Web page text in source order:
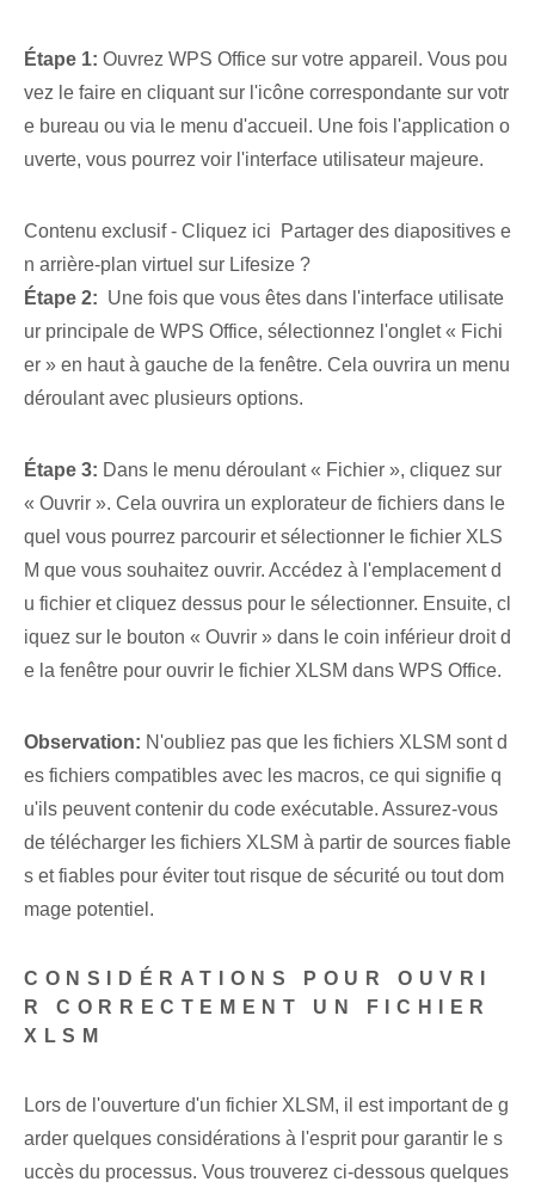
Étape 1: Ouvrez WPS Office sur votre appareil. Vous pou
vez le faire en cliquant sur l'icône correspondante sur votr
e bureau ou via le menu d'accueil. Une fois l'application o
uverte, vous pourrez voir l'interface utilisateur majeure.
Contenu exclusif - Cliquez ici Partager des diapositives e
n arrière-plan virtuel sur Lifesize ?
Étape 2: ‌ Une fois que vous êtes dans l'interface utilisate
ur principale de WPS Office, sélectionnez l'onglet « Fichi
er » en haut à gauche de la fenêtre. Cela ouvrira un menu
déroulant avec plusieurs options.
Étape 3: Dans le menu déroulant « Fichier », cliquez sur
« Ouvrir ». Cela ouvrira un explorateur de fichiers dans le
quel vous pourrez parcourir et sélectionner le fichier XLS
M que vous souhaitez ouvrir. Accédez à l'emplacement d
u fichier et cliquez dessus pour le sélectionner. Ensuite, cl
iquez sur le bouton⁤ « Ouvrir »​ dans le coin inférieur droit d
e la fenêtre pour ouvrir le fichier XLSM⁤ dans WPS ⁢Office.
Observation: N'oubliez pas que les fichiers XLSM sont d
es fichiers compatibles avec les macros, ce qui signifie q
u'ils peuvent contenir du code exécutable. Assurez-vous
de télécharger les fichiers XLSM à partir de sources fiable
s et fiables pour éviter tout risque de sécurité ou tout dom
mage potentiel.
CONSIDÉRATIONS POUR OUVRI
R CORRECTEMENT UN FICHIER
XLSM
Lors de l'ouverture d'un fichier XLSM, il est important de g
arder quelques considérations à l'esprit pour garantir le s
uccès du processus. Vous trouverez ci-dessous quelques